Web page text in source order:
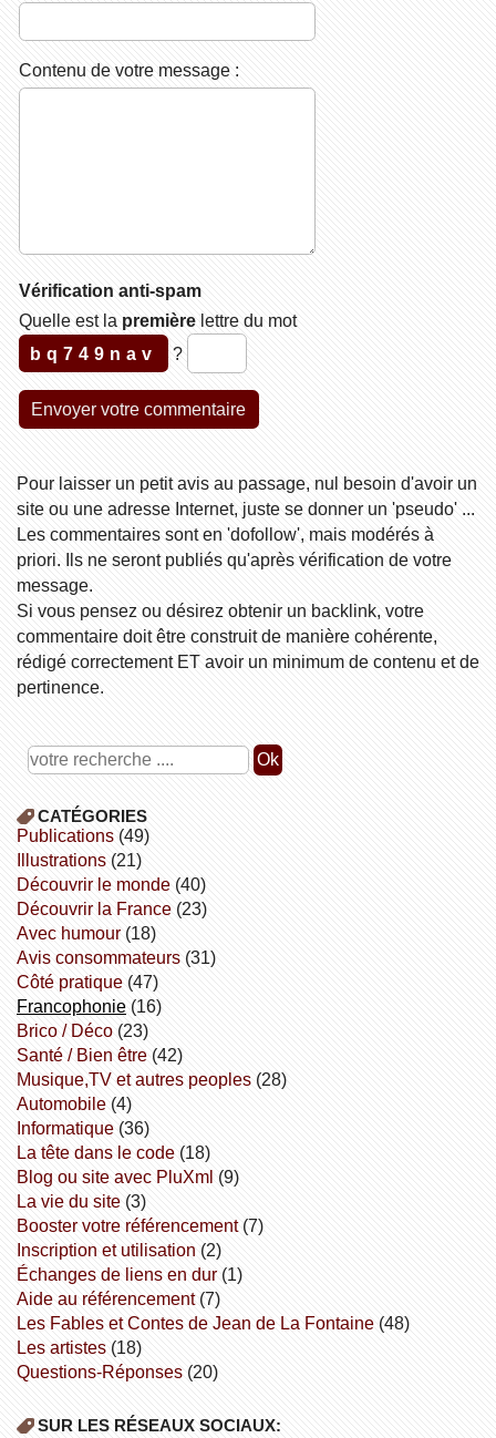
Contenu de votre message :
Vérification anti-spam
Quelle est la premièrelettre du mot
bq749nav
?
Pour laisser un petit avis au passage, nul besoin d'avoir un
site ou une adresse Internet, juste se donner un 'pseudo' ...
Les commentaires sont en 'dofollow', mais modérés à
priori. Ils ne seront publiés qu'après vérification de votre
message.
Si vous pensez ou désirez obtenir un backlink, votre
commentaire doit être construit de manière cohérente,
rédigé correctement ET avoir un minimum de contenu et de
pertinence.
CATÉGORIES
publications(49)
illustrations(21)
découvrir le monde(40)
découvrir la France(23)
avec humour(18)
avis consommateurs(31)
côté pratique(47)
Francophonie(16)
Brico / Déco(23)
Santé / Bien être(42)
Musique,TV et autres peoples(28)
Automobile(4)
informatique(36)
la tête dans le code(18)
Blog ou site avec PluXml (9)
la vie du site(3)
booster votre référencement(7)
inscription et utilisation (2)
échanges de liens en dur(1)
aide au référencement(7)
Les Fables et Contes de Jean de La Fontaine(48)
Les artistes(18)
Questions-Réponses(20)
SUR LES RÉSEAUX SOCIAUX: